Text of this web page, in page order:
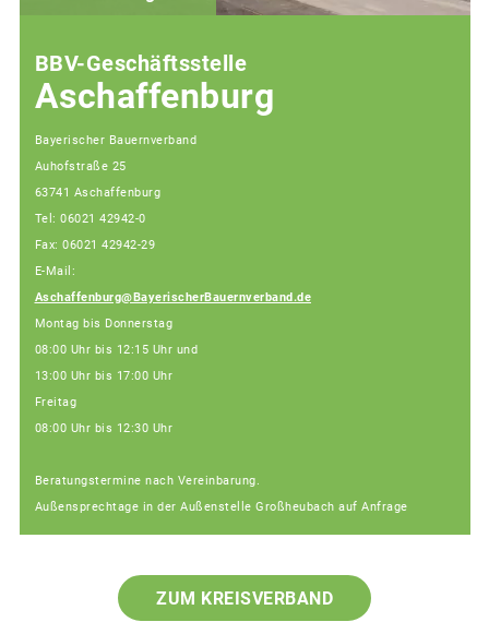
BBV-Geschäftsstelle
Aschaffenburg
Bayerischer Bauernverband
Auhofstraße 25
63741 Aschaffenburg
Tel: 06021 42942-0
Fax: 06021 42942-29
E-Mail:
Aschaffenburg@BayerischerBauernverband.de
Montag bis Donnerstag
08:00 Uhr bis 12:15 Uhr und
13:00 Uhr bis 17:00 Uhr
Freitag
08:00 Uhr bis 12:30 Uhr
Beratungstermine nach Vereinbarung.
Außensprechtage in der Außenstelle Großheubach auf Anfrage
ZUM KREISVERBAND